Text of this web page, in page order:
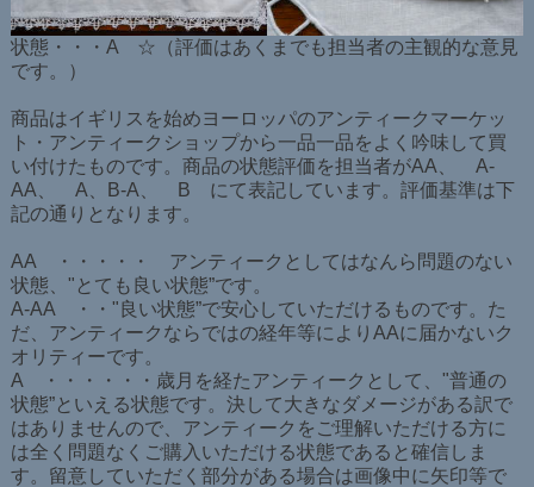
状態・・・A ☆（評価はあくまでも担当者の主観的な意見
です。）
商品はイギリスを始めヨーロッパのアンティークマーケッ
ト・アンティークショップから一品一品をよく吟味して買
い付けたものです。商品の状態評価を担当者がAA、 A-
AA、 A、B-A、 B にて表記しています。評価基準は下
記の通りとなります。
AA ・・・・・ アンティークとしてはなんら問題のない
状態、"とても良い状態”です。
A-AA ・・"良い状態”で安心していただけるものです。た
だ、アンティークならではの経年等によりAAに届かないク
オリティーです。
A ・・・・・・歳月を経たアンティークとして、"普通の
状態”といえる状態です。決して大きなダメージがある訳で
はありませんので、アンティークをご理解いただける方に
は全く問題なくご購入いただける状態であると確信しま
す。留意していただく部分がある場合は画像中に矢印等で